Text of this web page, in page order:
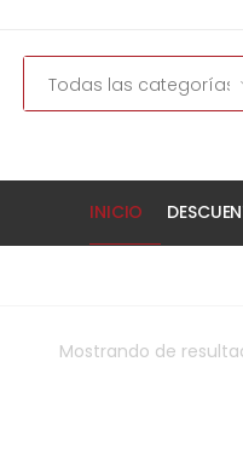
Search
INICIO
Mostrando de